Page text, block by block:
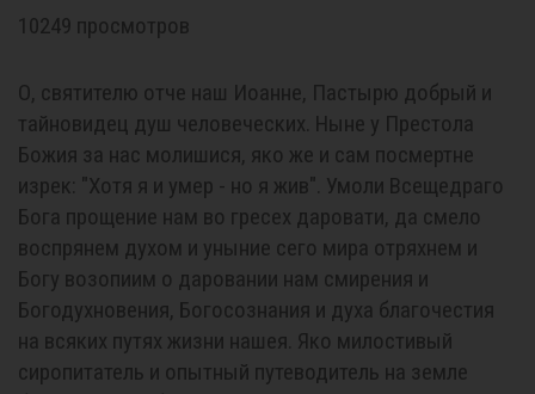
10249 просмотров
О, святителю отче наш Иоанне, Пастырю добрый и
тайновидец душ человеческих. Ныне у Престола
Божия за нас молишися, яко же и сам посмертне
изрек: "Хотя я и умер - но я жив". Умоли Всещедраго
Бога прощение нам во гресех даровати, да смело
воспрянем духом и уныние сего мира отряхнем и
Богу возопиим о даровании нам смирения и
Богодухновения, Богосознания и духа благочестия
на всяких путях жизни нашея. Яко милостивый
сиропитатель и опытный путеводитель на земле